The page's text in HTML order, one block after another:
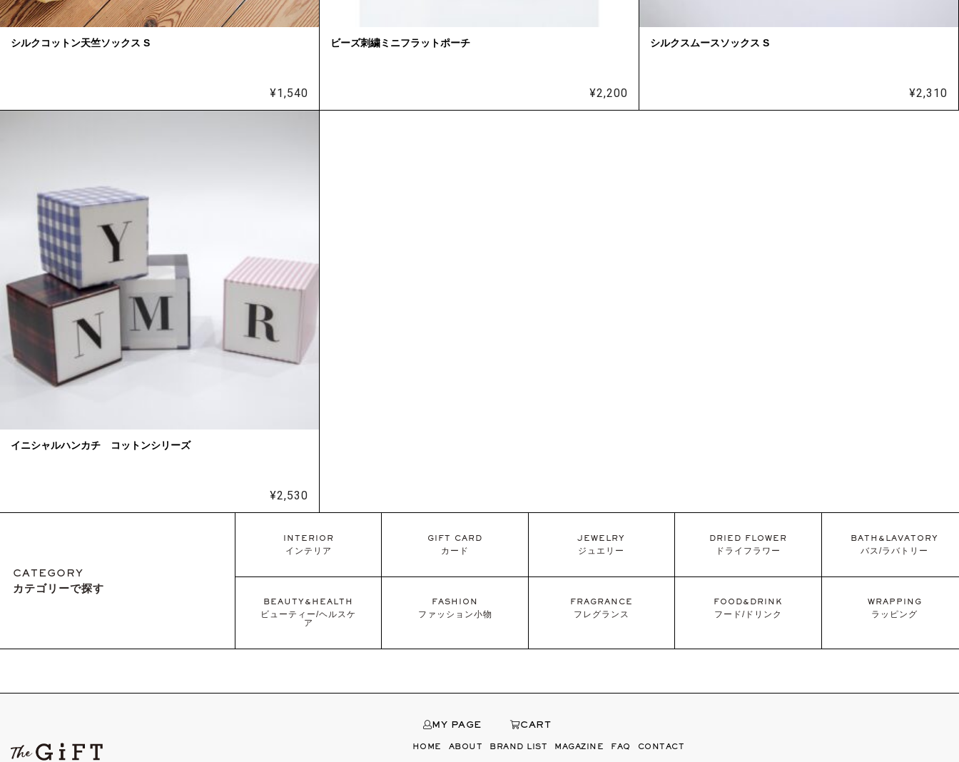
シルクコットン天竺ソックス S
¥1,540
ビーズ刺繍ミニフラットポーチ
¥2,200
シルクスムースソックス S
¥2,310
イニシャルハンカチ コットンシリーズ
¥2,530
CATEGORY
カテゴリーで探す
INTERIOR
インテリア
GIFT CARD
カード
JEWELRY
ジュエリー
DRIED FLOWER
ドライフラワー
BATH&LAVATORY
バス/ラバトリー
BEAUTY&HEALTH
ビューティー/ヘルスケ
ア
FASHION
ファッション小物
FRAGRANCE
フレグランス
FOOD&DRINK
フード/ドリンク
WRAPPING
ラッピング
MY PAGE CART
HOME ABOUT BRAND LIST MAGAZINE FAQ CONTACT